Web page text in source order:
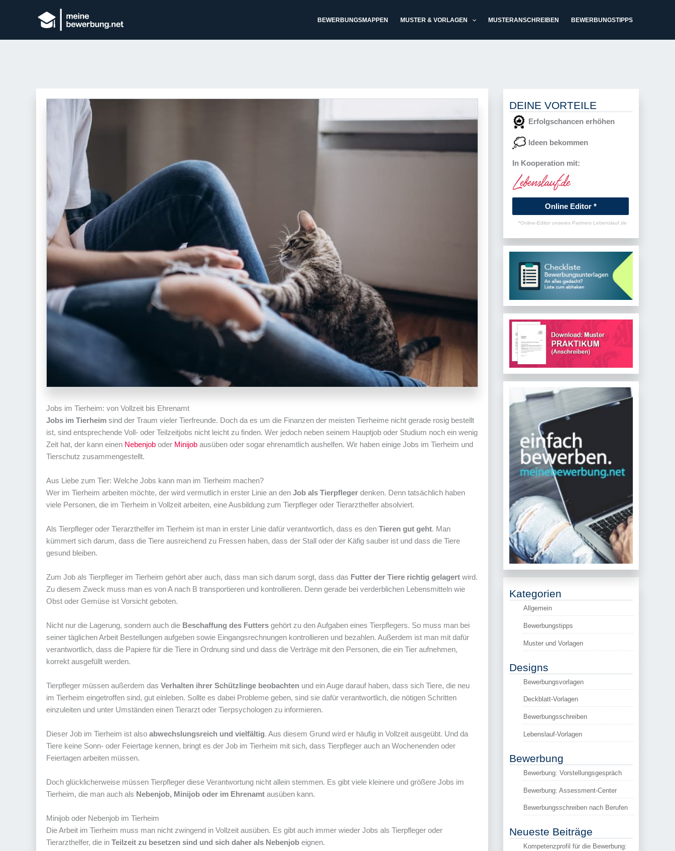
BEWERBUNGSMAPPEN MUSTER & VORLAGEN MUSTERANSCHREIBEN BEWERBUNGSTIPPS
Jobs im Tierheim: von Vollzeit bis Ehrenamt
Jobs im Tierheim sind der Traum vieler Tierfreunde. Doch da es um die Finanzen der meisten Tierheime nicht gerade rosig bestellt
ist, sind entsprechende Voll- oder Teilzeitjobs nicht leicht zu finden. Wer jedoch neben seinem Hauptjob oder Studium noch ein wenig
Zeit hat, der kann einen Nebenjob oder Minijob ausüben oder sogar ehrenamtlich aushelfen. Wir haben einige Jobs im Tierheim und
Tierschutz zusammengestellt.
Aus Liebe zum Tier: Welche Jobs kann man im Tierheim machen?
Wer im Tierheim arbeiten möchte, der wird vermutlich in erster Linie an den Job als Tierpfleger denken. Denn tatsächlich haben
viele Personen, die im Tierheim in Vollzeit arbeiten, eine Ausbildung zum Tierpfleger oder Tierarzthelfer absolviert.
Als Tierpfleger oder Tierarzthelfer im Tierheim ist man in erster Linie dafür verantwortlich, dass es den Tieren gut geht. Man
kümmert sich darum, dass die Tiere ausreichend zu Fressen haben, dass der Stall oder der Käfig sauber ist und dass die Tiere
gesund bleiben.
Zum Job als Tierpfleger im Tierheim gehört aber auch, dass man sich darum sorgt, dass das Futter der Tiere richtig gelagert wird.
Zu diesem Zweck muss man es von A nach B transportieren und kontrollieren. Denn gerade bei verderblichen Lebensmitteln wie
Obst oder Gemüse ist Vorsicht geboten.
Nicht nur die Lagerung, sondern auch die Beschaffung des Futters gehört zu den Aufgaben eines Tierpflegers. So muss man bei
seiner täglichen Arbeit Bestellungen aufgeben sowie Eingangsrechnungen kontrollieren und bezahlen. Außerdem ist man mit dafür
verantwortlich, dass die Papiere für die Tiere in Ordnung sind und dass die Verträge mit den Personen, die ein Tier aufnehmen,
korrekt ausgefüllt werden.
Tierpfleger müssen außerdem das Verhalten ihrer Schützlinge beobachten und ein Auge darauf haben, dass sich Tiere, die neu
im Tierheim eingetroffen sind, gut einleben. Sollte es dabei Probleme geben, sind sie dafür verantwortlich, die nötigen Schritten
einzuleiten und unter Umständen einen Tierarzt oder Tierpsychologen zu informieren.
Dieser Job im Tierheim ist also abwechslungsreich und vielfältig. Aus diesem Grund wird er häufig in Vollzeit ausgeübt. Und da
Tiere keine Sonn- oder Feiertage kennen, bringt es der Job im Tierheim mit sich, dass Tierpfleger auch an Wochenenden oder
Feiertagen arbeiten müssen.
Doch glücklicherweise müssen Tierpfleger diese Verantwortung nicht allein stemmen. Es gibt viele kleinere und größere Jobs im
Tierheim, die man auch als Nebenjob, Minijob oder im Ehrenamt ausüben kann.
Minijob oder Nebenjob im Tierheim
Die Arbeit im Tierheim muss man nicht zwingend in Vollzeit ausüben. Es gibt auch immer wieder Jobs als Tierpfleger oder
Tierarzthelfer, die in Teilzeit zu besetzen sind und sich daher als Nebenjob eignen.
DEINE VORTEILE
Erfolgschancen erhöhen
Ideen bekommen
In Kooperation mit:
Online Editor *
*Online-Editor unseres Partners Lebenslauf.de
Kategorien
Allgemein
Bewerbungstipps
Muster und Vorlagen
Designs
Bewerbungsvorlagen
Deckblatt-Vorlagen
Bewerbungsschreiben
Lebenslauf-Vorlagen
Bewerbung
Bewerbung: Vorstellungsgespräch
Bewerbung: Assessment-Center
Bewerbungsschreiben nach Berufen
Neueste Beiträge
Kompetenzprofil für die Bewerbung: